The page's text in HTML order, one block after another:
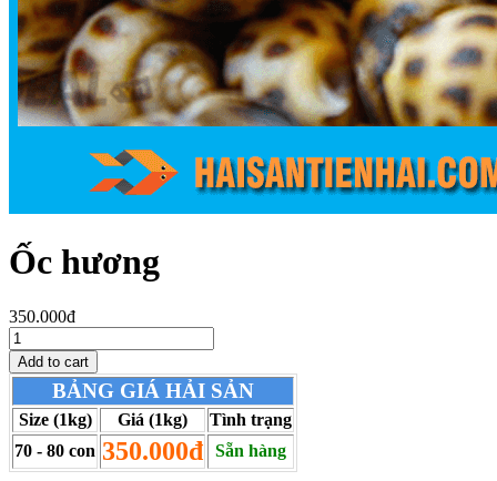
Ốc hương
350.000đ
BẢNG GIÁ HẢI SẢN
Size (1kg) Giá (1kg)
Tình trạng
70 - 80 con 350.000đ Sẵn hàng